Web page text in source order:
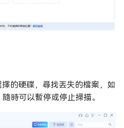
的硬碟，尋找丟失的檔案，如
時可以暫停或停止掃描。